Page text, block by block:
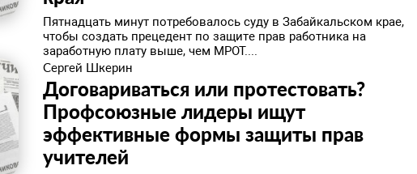
Пятнадцать минут потребовалось суду в Забайкальском крае,
чтобы создать прецедент по защите прав работника на
заработную плату выше, чем МРОТ....
Сергей Шкерин
Договариваться или протестовать?
Профсоюзные лидеры ищут
эффективные формы защиты прав
учителей